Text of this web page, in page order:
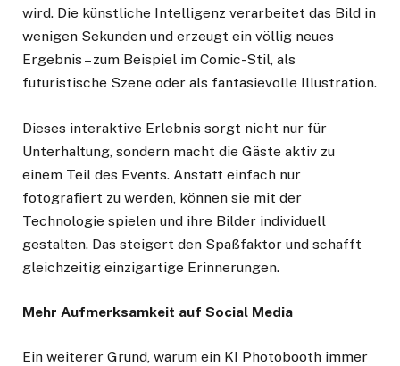
wird. Die künstliche Intelligenz verarbeitet das Bild in
wenigen Sekunden und erzeugt ein völlig neues
Ergebnis – zum Beispiel im Comic-Stil, als
futuristische Szene oder als fantasievolle Illustration.
Dieses interaktive Erlebnis sorgt nicht nur für
Unterhaltung, sondern macht die Gäste aktiv zu
einem Teil des Events. Anstatt einfach nur
fotografiert zu werden, können sie mit der
Technologie spielen und ihre Bilder individuell
gestalten. Das steigert den Spaßfaktor und schafft
gleichzeitig einzigartige Erinnerungen.
Mehr Aufmerksamkeit auf Social Media
Ein weiterer Grund, warum ein KI Photobooth immer